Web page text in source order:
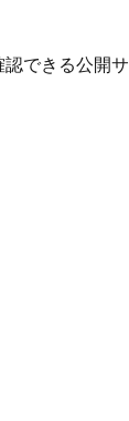
できる公開サ